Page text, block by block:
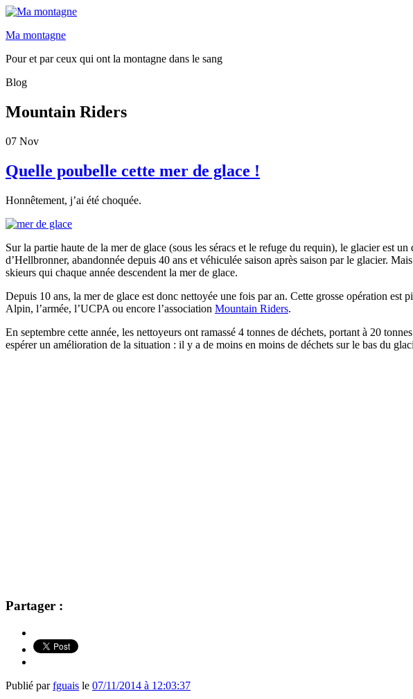
Ma montagne
Pour et par ceux qui ont la montagne dans le sang
Blog
Mountain Riders
07 Nov
Quelle poubelle cette mer de glace !
Honnêtement, j’ai été choquée.
Sur la partie haute de la mer de glace (sous les séracs et le refuge du requin), le glacier est
d’Hellbronner, abandonnée depuis 40 ans et véhiculée saison après saison par le glacier.
skieurs qui chaque année descendent la mer de glace.
Depuis 10 ans, la mer de glace est donc nettoyée une fois par an. Cette grosse opération
Alpin, l’armée, l’UCPA ou encore l’association Mountain Riders.
En septembre cette année, les nettoyeurs ont ramassé 4 tonnes de déchets, portant à 20
espérer un amélioration de la situation : il y a de moins en moins de déchets sur le bas du
Partager :
Publié parfguais le 07/11/2014 à 12:03:37